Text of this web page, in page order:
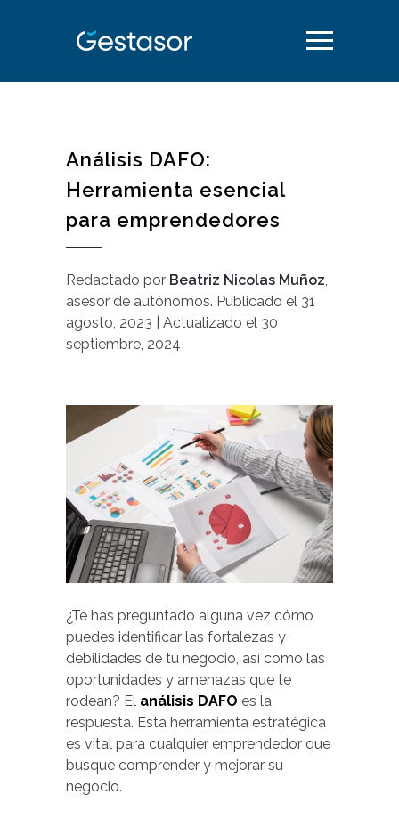
Análisis DAFO:
Herramienta esencial
para emprendedores
Redactado por Beatriz Nicolas Muñoz,
asesor de autónomos. Publicado el 31
agosto, 2023 | Actualizado el 30
septiembre, 2024
¿Te has preguntado alguna vez cómo
puedes identificar las fortalezas y
debilidades de tu negocio, así como las
oportunidades y amenazas que te
rodean? El análisis DAFO es la
respuesta. Esta herramienta estratégica
es vital para cualquier emprendedor que
busque comprender y mejorar su
negocio.